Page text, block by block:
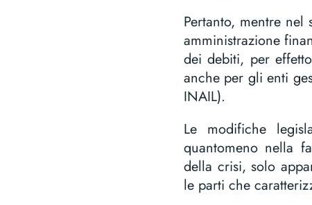
Pertanto, mentre
amministrazione
dei debiti, per
anche per gli enti
INAIL).
Le modifiche
quantomeno nella
della crisi, solo
le parti che